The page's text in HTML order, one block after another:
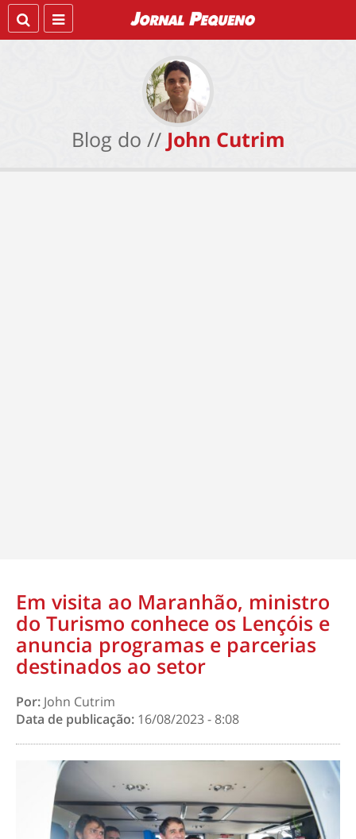
Blog do // John Cutrim
Em visita ao Maranhão, ministro
do Turismo conhece os Lençóis e
anuncia programas e parcerias
destinados ao setor
Por: John Cutrim
Data de publicação: 16/08/2023 - 8:08